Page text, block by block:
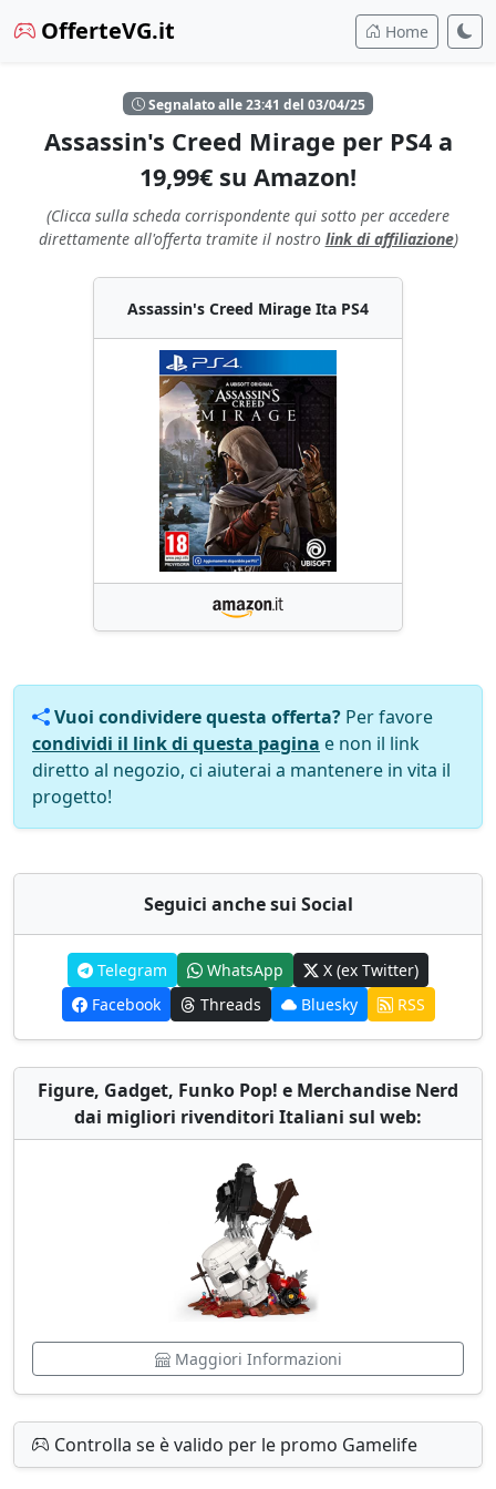
OfferteVG.it Home
Segnalato alle 23:41 del 03/04/25
Assassin's Creed Mirage per PS4 a
19,99€ su Amazon!
(Clicca sulla scheda corrispondente qui sotto per accedere
direttamente all'offerta tramite il nostro link di affiliazione)
Assassin's Creed Mirage Ita PS4
Vuoi condividere questa offerta? Per favore
condividi il link di questa pagina e non il link
diretto al negozio, ci aiuterai a mantenere in vita il
progetto!
Seguici anche sui Social
Telegram WhatsApp
X (ex Twitter)
Facebook
Threads Bluesky RSS
Figure, Gadget, Funko Pop! e Merchandise Nerd
dai migliori rivenditori Italiani sul web:
Maggiori Informazioni
Controlla se è valido per le promo Gamelife